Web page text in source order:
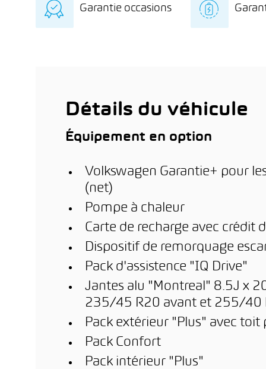
indépendant avec
Garantie occasions
Détails du véhicule
Équipement en option
Volkswagen Garantie+ pour
(net)
Pompe à chaleur
Carte de recharge avec crédit
Dispositif de remorquage
Pack d'assistence "IQ Drive"
Jantes alu "Montreal" 8.5J x
235/45 R20 avant et 255/40
Pack extérieur "Plus" avec toit
Pack Confort
Pack intérieur "Plus"